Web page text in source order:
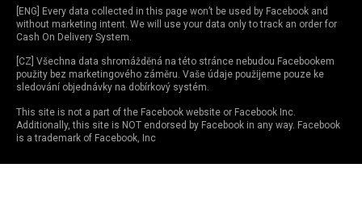
[ENG] Every data collected in this page won’t be used by Facebook and
without marketing intent. We will use your data only to track an order for
Cash On Delivery System.
[CZ] Všechna data shromážděná na této stránce nebudou Facebookem
použity bez marketingového záměru. Vaše údaje použijeme pouze ke
sledování objednávky na dobírkový systém.
This site is not a part of the Facebook website or Facebook Inc.
Additionally, this site is NOT endorsed by Facebook in any way. Facebook
is a trademark of Facebook, Inc